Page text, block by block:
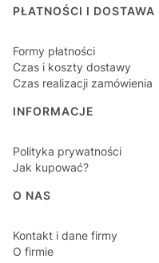
PŁATNOŚCI I DOSTAWA
Formy płatności
Czas i koszty dostawy
Czas realizacji zamówienia
INFORMACJE
Polityka prywatności
Jak kupować?
O NAS
Kontakt i dane firmy
O firmie